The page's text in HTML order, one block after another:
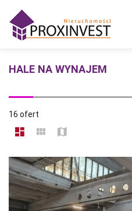
HALE NA WYNAJEM
16 ofert